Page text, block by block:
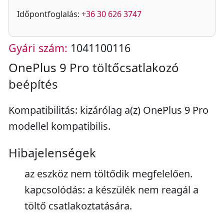
Időpontfoglalás: +36 30 626 3747
Gyári szám: 1041100116
OnePlus 9 Pro töltőcsatlakozó
beépítés
Kompatibilitás: kizárólag a(z) OnePlus 9 Pro
modellel kompatibilis.
Hibajelenségek
az eszköz nem töltődik megfelelően.
kapcsolódás: a készülék nem reagál a
töltő csatlakoztatására.